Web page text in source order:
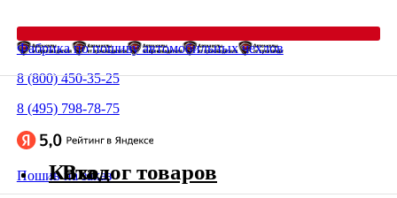
Фабрика по пошиву автомобильных чехлов
8 (800) 450-35-25
8 (495) 798-78-75
Пошив на заказ
Каталог товаров
Вход